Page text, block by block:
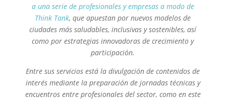
a una serie de profesionales y empresas a modo de
Think Tank, que apuestan por nuevos modelos de
ciudades más saludables, inclusivas y sostenibles, así
como por estrategias innovadoras de crecimiento y
participación.
Entre sus servicios está la divulgación de contenidos de
interés mediante la preparación de jornadas técnicas y
encuentros entre profesionales del sector, como en este